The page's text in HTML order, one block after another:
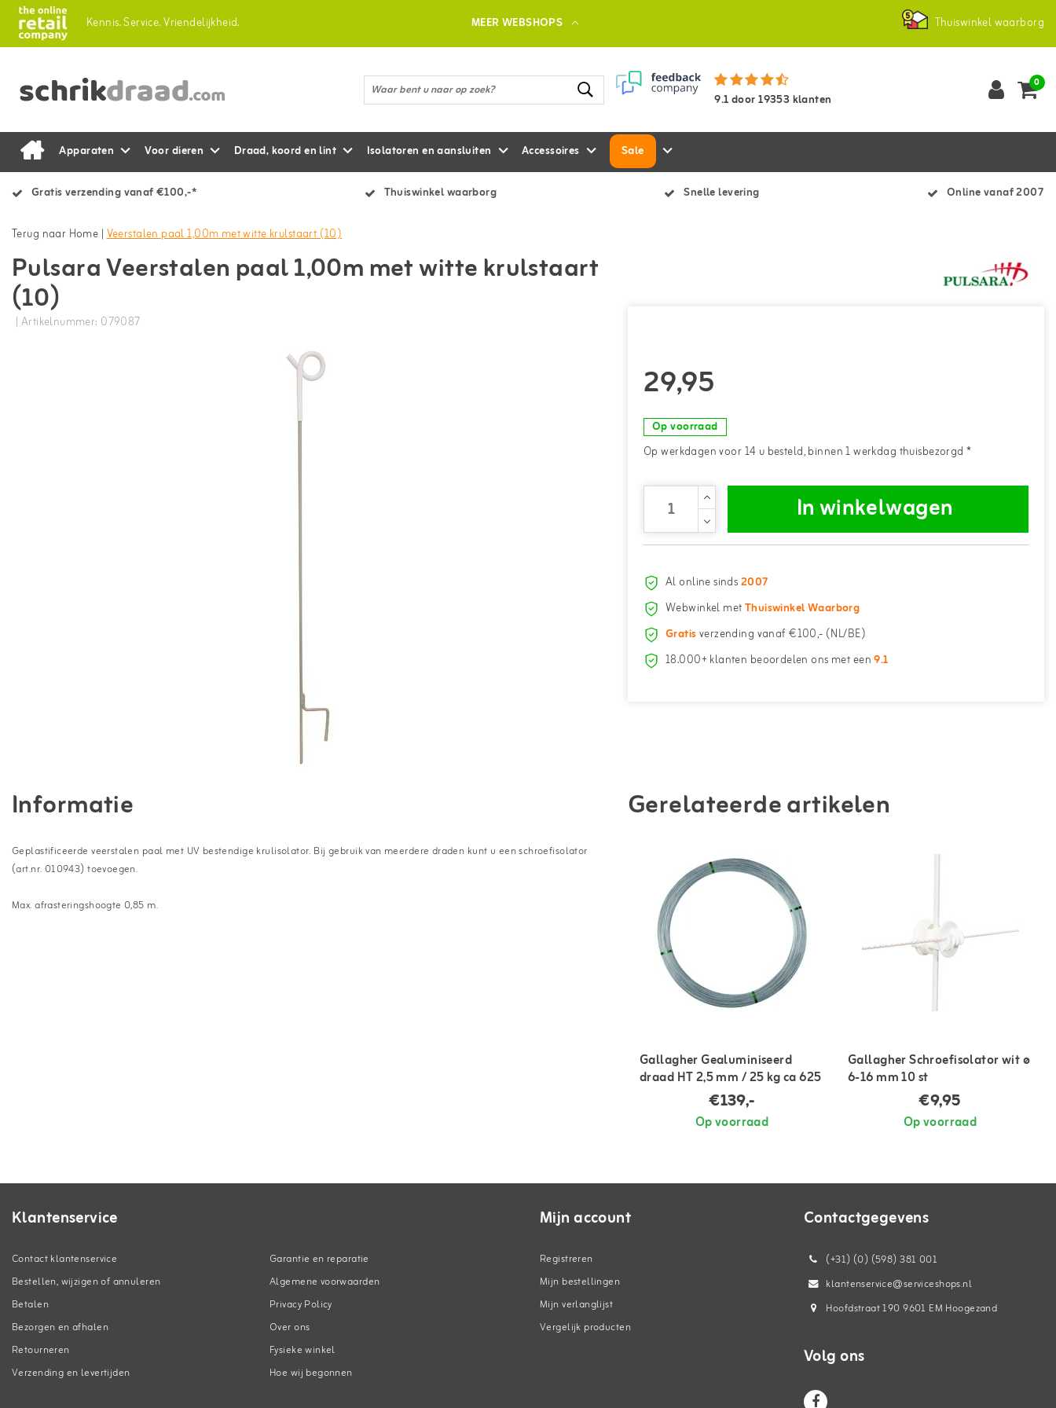
Kennis.Service.Vriendelijkheid. MEER WEBSHOPS Thuiswinkel waarborg
9.1door19353 klanten
0
Apparaten Voor dieren Draad, koord en lint Isolatoren en aansluiten Accessoires Sale
Gratis verzending vanaf €100,-* Thuiswinkel waarborg Snelle levering Online vanaf 2007
Terug naar Home |Veerstalen paal 1,00m met witte krulstaart (10)
Pulsara Veerstalen paal 1,00m met witte krulstaart
(10)
| Artikelnummer: 079087
29,95
Op voorraad
Op werkdagen voor 14 u besteld, binnen 1 werkdag thuisbezorgd *
In winkelwagen
Al online sinds2007
Webwinkel metThuiswinkel Waarborg
Gratisverzending vanaf €100,- (NL/BE)
18.000+ klanten beoordelen ons met een9.1
Informatie
Geplastificeerde veerstalen paal met UV bestendige krulisolator. Bij gebruik van meerdere draden kunt u een schroefisolator
(art.nr. 010943) toevoegen.
Max. afrasteringshoogte 0,85 m.
Gerelateerde artikelen
Gallagher Gealuminiseerd
draad HT 2,5 mm / 25 kg ca 625
€139,-
Op voorraad
Gallagher Schroefisolator wit ø
6-16 mm 10 st
€9,95
Op voorraad
Klantenservice
Contact klantenservice
Bestellen, wijzigen of annuleren
Betalen
Bezorgen en afhalen
Retourneren
Verzending en levertijden
Garantie en reparatie
Algemene voorwaarden
Privacy Policy
Over ons
Fysieke winkel
Hoe wij begonnen
Mijn account
Registreren
Mijn bestellingen
Mijn verlanglijst
Vergelijk producten
Contactgegevens
(+31) (0) (598) 381 001
klantenservice@serviceshops.nl
Hoofdstraat 190 9601 EM Hoogezand
Volg ons